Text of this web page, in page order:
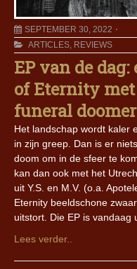
SEPTEMBER 30, 2022
ARTICLES, REVIEWS
EP van de
of Eternity
funeral
Het landschap wordt kaler
in zijn greep. Dan is er
doom om in de sfeer te
kan dan ook met het
uit Y.S. en M.V. (o.a.
Eternity beeldschone
uitstort. Die EP is vandaag
Lees verder..